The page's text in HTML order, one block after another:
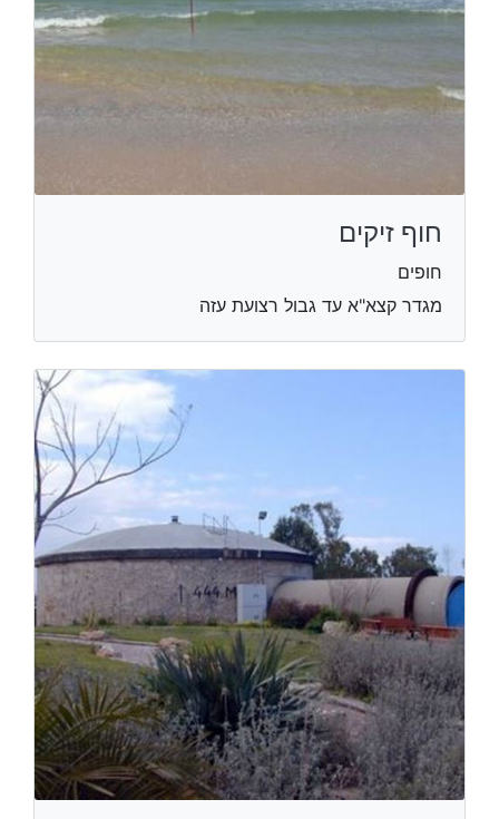
חוף זיקים
חופים
מגדר קצא"א עד גבול רצועת עזה